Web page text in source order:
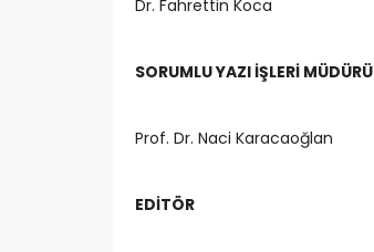
Dr. Fahrettin Koca
SORUMLU YAZI İŞLERİ MÜDÜRÜ
Prof. Dr. Naci Karacaoğlan
EDİTÖR